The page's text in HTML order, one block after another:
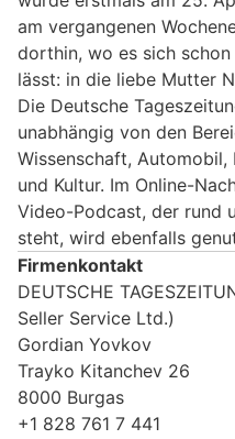
am vergangenen
dorthin, wo es sich
lässt: in die liebe Mutter
Die Deutsche
unabhängig von den
Wissenschaft, Automobil,
und Kultur. Im Online-
Video-Podcast, der rund
steht, wird ebenfalls
Firmenkontakt
DEUTSCHE
Seller Service Ltd.)
Gordian Yovkov
Trayko Kitanchev 26
8000 Burgas
+1 828 761 7 441